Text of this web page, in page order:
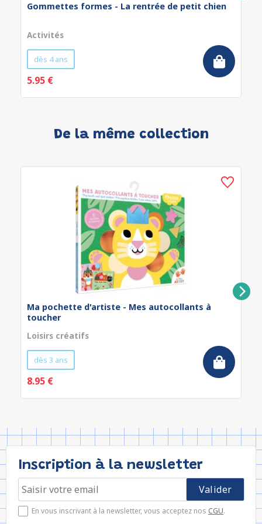
Gommettes formes - La rentrée de petit chien
Activités
dès 4 ans
5.95 €
De la même collection
Ma pochette d'artiste - Mes autocollants à
toucher
Loisirs créatifs
dès 3 ans
8.95 €
Inscription à la newsletter
En vous inscrivant à la newsletter, vous acceptez nos CGU.